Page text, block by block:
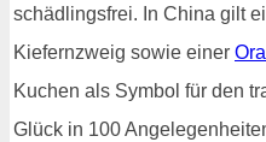
schädlingsfrei. In China gilt
Kiefernzweig sowie einer
Kuchen als Symbol für den
Glück in 100